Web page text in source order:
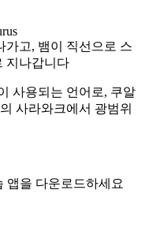
가고, 뱀이 직선으로 스
지나갑니다
사용되는 언어로, 쿠알
사라와크에서 광범위
앱을 다운로드하세요